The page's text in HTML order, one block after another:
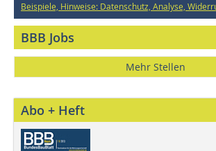
Beispiele, Hinweise: Datenschutz, Analyse,
BBB Jobs
Mehr Stellen
Abo + Heft